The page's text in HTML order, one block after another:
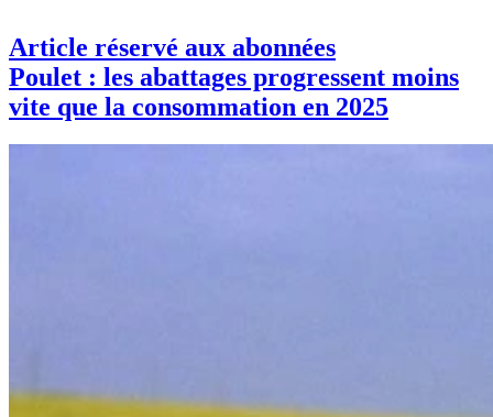
Article réservé aux abonnées
Poulet : les abattages progressent moins
vite que la consommation en 2025